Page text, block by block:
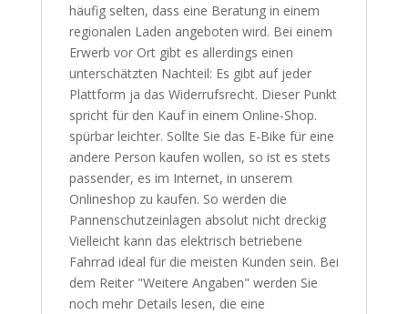
häufig selten, dass eine Beratung in einem
regionalen Laden angeboten wird. Bei einem
Erwerb vor Ort gibt es allerdings einen
unterschätzten Nachteil: Es gibt auf jeder
Plattform ja das Widerrufsrecht. Dieser Punkt
spricht für den Kauf in einem Online-Shop.
spürbar leichter. Sollte Sie das E-Bike für eine
andere Person kaufen wollen, so ist es stets
passender, es im Internet, in unserem
Onlineshop zu kaufen. So werden die
Pannenschutzeinlagen absolut nicht dreckig
Vielleicht kann das elektrisch betriebene
Fahrrad ideal für die meisten Kunden sein. Bei
dem Reiter "Weitere Angaben" werden Sie
noch mehr Details lesen, die eine